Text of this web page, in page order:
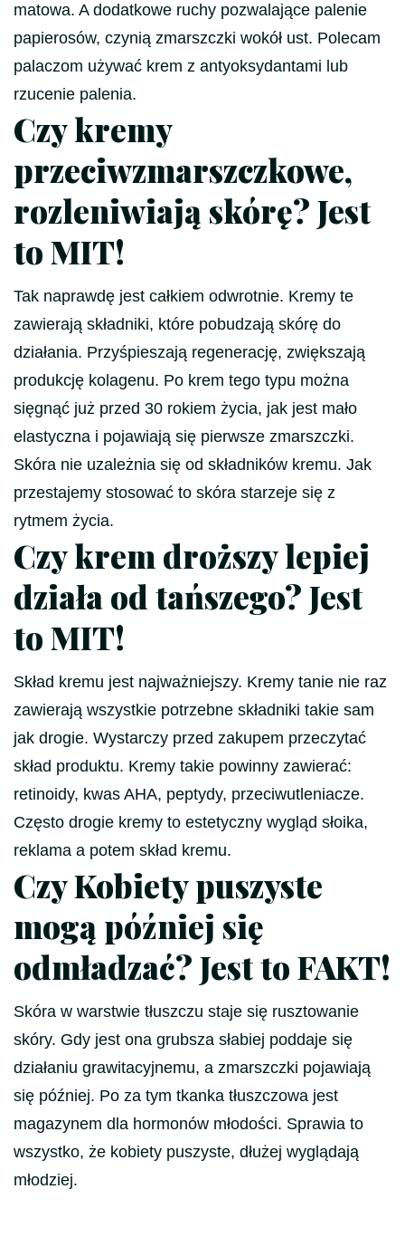
matowa. A dodatkowe ruchy pozwalające palenie
papierosów, czynią zmarszczki wokół ust. Polecam
palaczom używać krem z antyoksydantami lub
rzucenie palenia.
Czy kremy
przeciwzmarszczkowe,
rozleniwiają skórę? Jest
to MIT!
Tak naprawdę jest całkiem odwrotnie. Kremy te
zawierają składniki, które pobudzają skórę do
działania. Przyśpieszają regenerację, zwiększają
produkcję kolagenu. Po krem tego typu można
sięgnąć już przed 30 rokiem życia, jak jest mało
elastyczna i pojawiają się pierwsze zmarszczki.
Skóra nie uzależnia się od składników kremu. Jak
przestajemy stosować to skóra starzeje się z
rytmem życia.
Czy krem droższy lepiej
działa od tańszego? Jest
to MIT!
Skład kremu jest najważniejszy. Kremy tanie nie raz
zawierają wszystkie potrzebne składniki takie sam
jak drogie. Wystarczy przed zakupem przeczytać
skład produktu. Kremy takie powinny zawierać:
retinoidy, kwas AHA, peptydy, przeciwutleniacze.
Często drogie kremy to estetyczny wygląd słoika,
reklama a potem skład kremu.
Czy Kobiety puszyste
mogą później się
odmładzać? Jest to FAKT!
Skóra w warstwie tłuszczu staje się rusztowanie
skóry. Gdy jest ona grubsza słabiej poddaje się
działaniu grawitacyjnemu, a zmarszczki pojawiają
się później. Po za tym tkanka tłuszczowa jest
magazynem dla hormonów młodości. Sprawia to
wszystko, że kobiety puszyste, dłużej wyglądają
młodziej.